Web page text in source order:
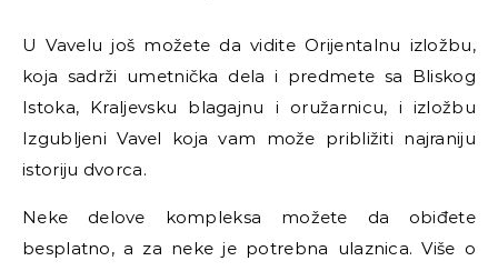
U Vavelu još možete da vidite Orijentalnu izložbu,
koja sadrži umetnička dela i predmete sa Bliskog
Istoka, Kraljevsku blagajnu i oružarnicu, i izložbu
Izgubljeni Vavel koja vam može približiti najraniju
istoriju dvorca.
Neke delove kompleksa možete da obiđete
besplatno, a za neke je potrebna ulaznica. Više o